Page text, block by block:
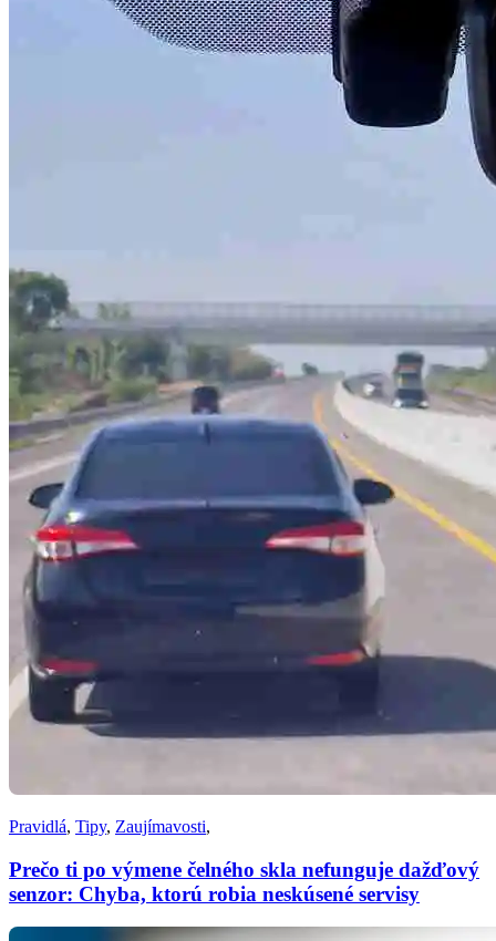
Pravidlá, Tipy, Zaujímavosti,
Prečo ti po výmene čelného skla nefunguje dažďový
senzor: Chyba, ktorú robia neskúsené servisy